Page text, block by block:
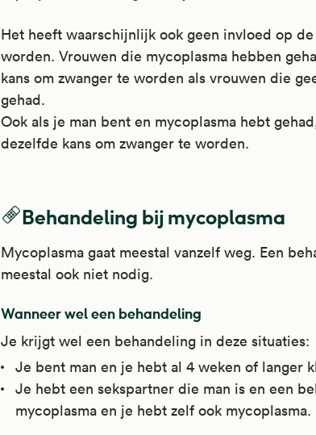
Het heeft waarschijnlijk ook geen invloed op de
worden. Vrouwen die mycoplasma hebben
kans om zwanger te worden als vrouwen die
gehad.
Ook als je man bent en mycoplasma hebt
dezelfde kans om zwanger te worden.
Behandeling bij mycoplasma
Mycoplasma gaat meestal vanzelf weg. Een
meestal ook niet nodig.
Wanneer wel een behandeling
Je krijgt wel een behandeling in deze situaties:
Je bent man en je hebt al 4 weken of langer
Je hebt een sekspartner die man is en een
mycoplasma en je hebt zelf ook mycoplasma.